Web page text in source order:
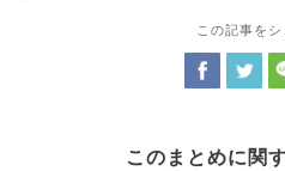
この記事を
このまとめに関